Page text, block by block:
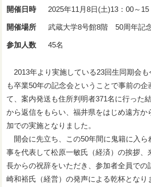
開催日時 2025年11月8日(土)13：00～15
開催場所 武蔵大学8号館8階 50周年記
参加人数 45名
2013年より実施している23回生同期会も
も卒業50年の記念会ということで事前の企
て、案内発送も住所判明者371名に行った
から返信をもらい、福井県をはじめ遠方か
加での実施となりました。
開会に先立ち、この50年間に鬼籍に入ら
事を代表して松原一敏氏（経済）の挨拶、
長からの祝辞をいただき、参加者全員での
崎和裕氏（経営）の発声による乾杯となり